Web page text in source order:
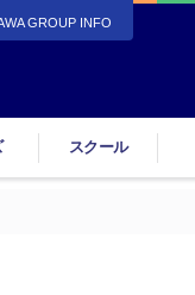
GROUP INFO
スクール